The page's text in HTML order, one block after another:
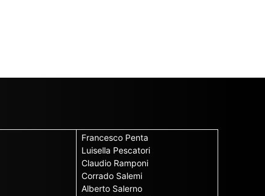
Francesco Penta
Luisella Pescatori
Claudio Ramponi
Corrado Salemi
Alberto Salerno